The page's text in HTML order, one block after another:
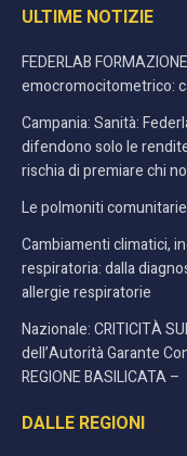
ULTIME NOTIZIE
FEDERLAB
emocromocitometrico:
Campania: Sanità:
difendono solo le
rischia di premiare chi
Le polmoniti
Cambiamenti climatici,
respiratoria: dalla
allergie respiratorie
Nazionale: CRITICITÀ
dell’Autorità Garante
REGIONE BASILICATA –
DALLE REGIONI